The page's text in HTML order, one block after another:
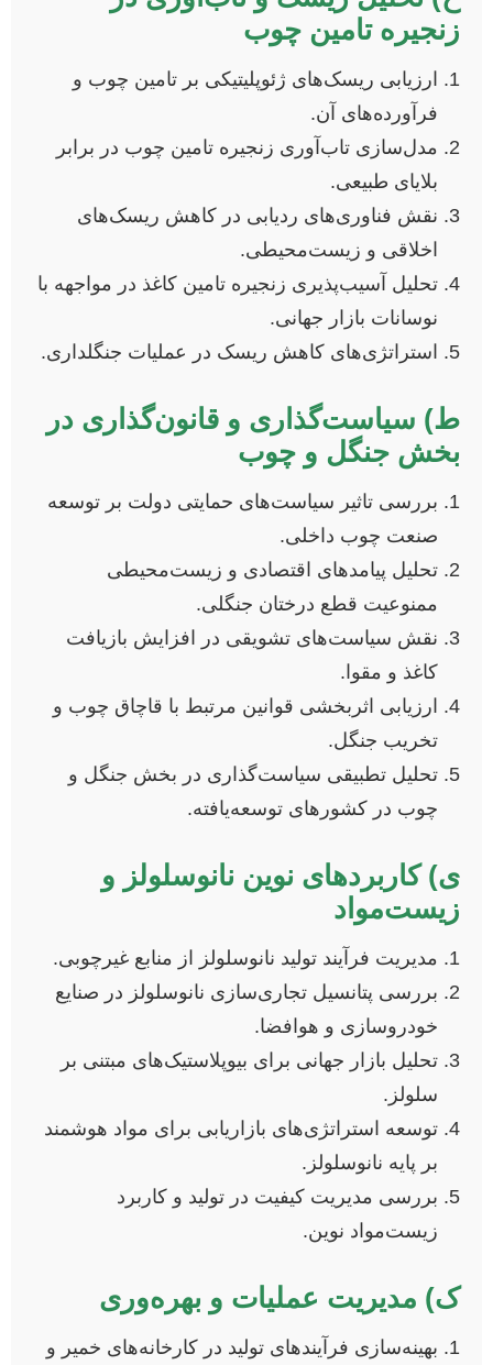
زنجیره تامین چوب
ارزیابی ریسک‌های ژئوپلیتیکی بر تامین چوب و
فرآورده‌های آن.
مدل‌سازی تاب‌آوری زنجیره تامین چوب در برابر
بلایای طبیعی.
نقش فناوری‌های ردیابی در کاهش ریسک‌های
اخلاقی و زیست‌محیطی.
تحلیل آسیب‌پذیری زنجیره تامین کاغذ در مواجهه با
نوسانات بازار جهانی.
استراتژی‌های کاهش ریسک در عملیات جنگلداری.
ط) سیاست‌گذاری و قانون‌گذاری در
بخش جنگل و چوب
بررسی تاثیر سیاست‌های حمایتی دولت بر توسعه
صنعت چوب داخلی.
تحلیل پیامدهای اقتصادی و زیست‌محیطی
ممنوعیت قطع درختان جنگلی.
نقش سیاست‌های تشویقی در افزایش بازیافت
کاغذ و مقوا.
ارزیابی اثربخشی قوانین مرتبط با قاچاق چوب و
تخریب جنگل.
تحلیل تطبیقی سیاست‌گذاری در بخش جنگل و
چوب در کشورهای توسعه‌یافته.
ی) کاربردهای نوین نانوسلولز و
زیست‌مواد
مدیریت فرآیند تولید نانوسلولز از منابع غیرچوبی.
بررسی پتانسیل تجاری‌سازی نانوسلولز در صنایع
خودروسازی و هوافضا.
تحلیل بازار جهانی برای بیوپلاستیک‌های مبتنی بر
سلولز.
توسعه استراتژی‌های بازاریابی برای مواد هوشمند
بر پایه نانوسلولز.
بررسی مدیریت کیفیت در تولید و کاربرد
زیست‌مواد نوین.
ک) مدیریت عملیات و بهره‌وری
بهینه‌سازی فرآیندهای تولید در کارخانه‌های خمیر و